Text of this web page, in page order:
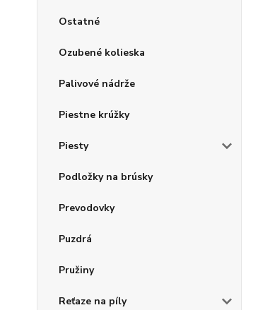
Ostatné
Ozubené kolieska
Palivové nádrže
Piestne krúžky
Piesty
Podložky na brúsky
Prevodovky
Puzdrá
Pružiny
Reťaze na píly